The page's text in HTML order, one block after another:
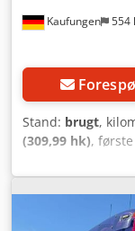
Kaufungen 554
Stand: brugt,
(309,99 hk),
aksler, farve:hvid
Euro 3,